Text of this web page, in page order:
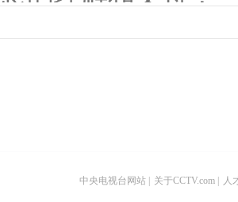
中央电视台网站 关于CCTV.com 人